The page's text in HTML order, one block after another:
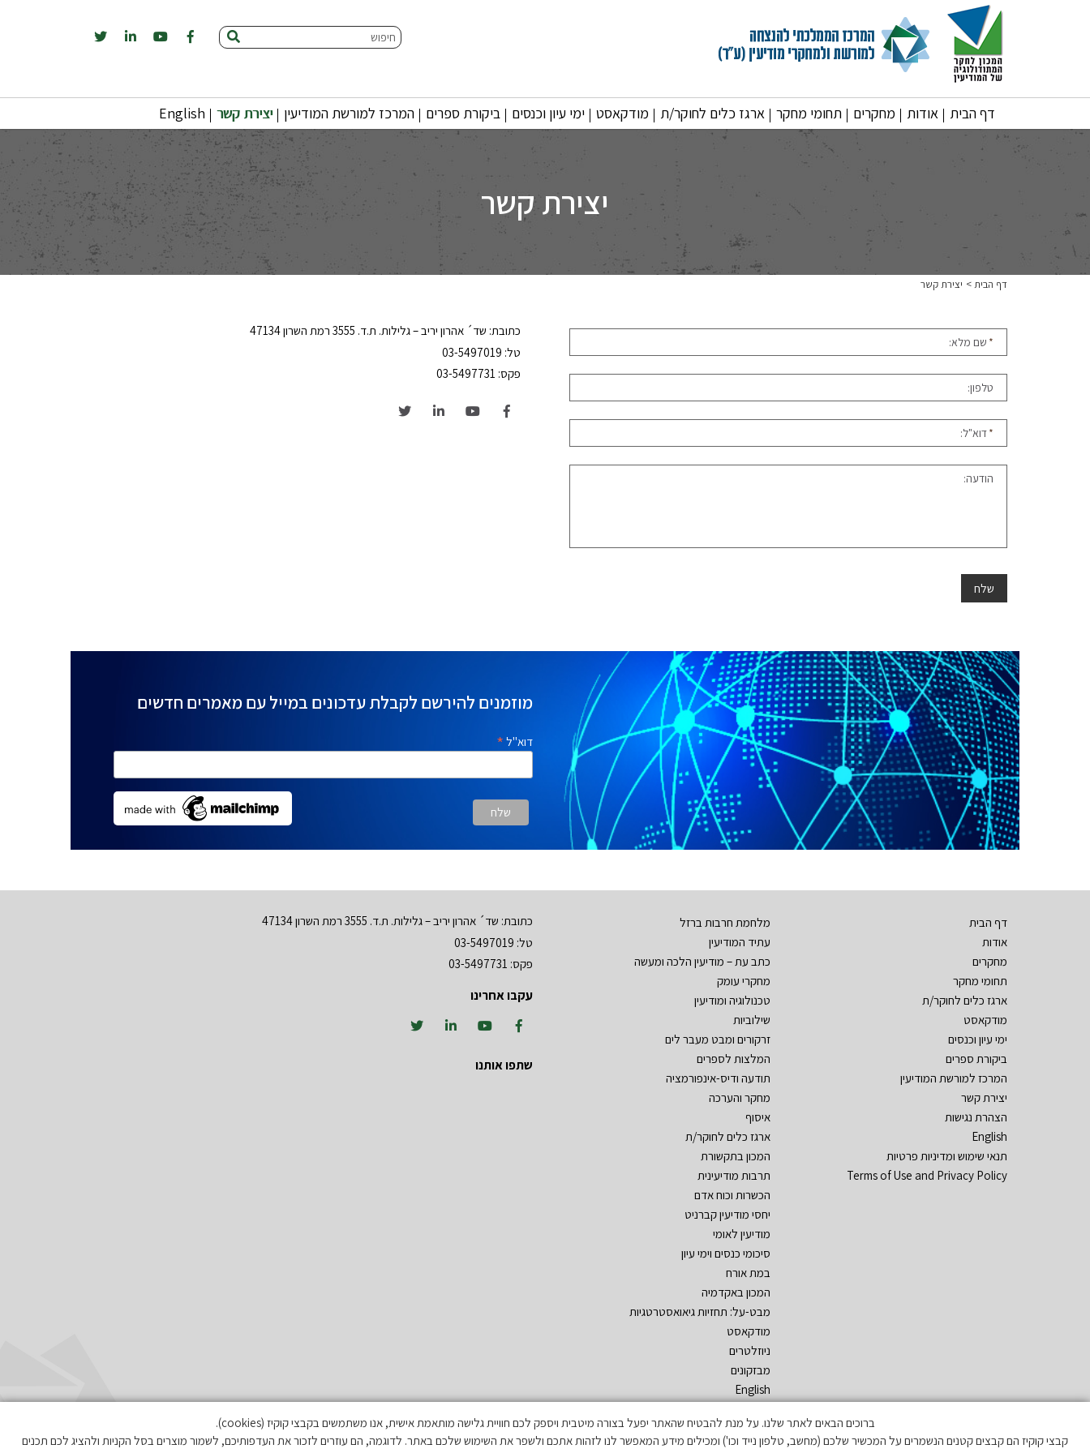
חיפוש
דף הבית אודות מחקרים תחומי מחקר ארגז כלים לחוקר/ת מודקאסט ימי עיון וכנסים ביקורת ספרים המרכז למורשת המודיעין יצירת קשר English
יצירת קשר
דף הבית יצירת קשר
* שם מלא:
טלפון:
*דוא"ל:
הודעה:
שלח
כתובת: שד´ אהרון יריב – גלילות. ת.ד. 3555 רמת השרון 47134
טל: 03-5497019
פקס: 03-5497731
מוזמנים להירשם לקבלת עדכונים במייל עם מאמרים חדשים
דוא"ל *
דף הבית
אודות
מחקרים
תחומי מחקר
ארגז כלים לחוקר/ת
מודקאסט
ימי עיון וכנסים
ביקורת ספרים
המרכז למורשת המודיעין
יצירת קשר
הצהרת נגישות
English
תנאי שימוש ומדיניות פרטיות
Terms of Use and Privacy Policy
מלחמת חרבות ברזל
עתיד המודיעין
כתב עת – מודיעין הלכה ומעשה
מחקרי עומק
טכנולוגיה ומודיעין
שילוביות
זרקורים ומבט מעבר לים
המלצות לספרים
תודעה ודיס-אינפורמציה
מחקר והערכה
איסוף
ארגז כלים לחוקר/ת
המכון בתקשורת
תרבות מודיעינית
הכשרות וכוח אדם
יחסי מודיעין קברניט
מודיעין לאומי
סיכומי כנסים וימי עיון
במת אורח
המכון באקדמיה
מבט-על: תחזיות גיאואסטרטגיות
מודקאסט
ניוזלטרים
מבזקונים
English
כתובת: שד´ אהרון יריב – גלילות. ת.ד. 3555 רמת השרון 47134
טל: 03-5497019
פקס: 03-5497731
עקבו אחרינו
שתפו אותנו
ברוכים הבאים לאתר שלנו. על מנת להבטיח שהאתר יפעל בצורה מיטבית ויספק לכם חוויית גלישה מותאמת אישית, אנו משתמשים בקבצי קוקיז (cookies).
קבצי קוקיז הם קבצים קטנים הנשמרים על המכשיר שלכם (מחשב, טלפון נייד וכו') ומכילים מידע המאפשר לנו לזהות אתכם ולשפר את השימוש שלכם באתר. לדוגמה, הם עוזרים לזכור את העדפותיכם, לשמור מוצרים בסל הקניות ולהציג לכם תכנים